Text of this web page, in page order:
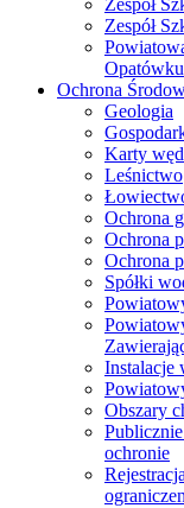
Zespół
Zespół
Opatówku
Ochrona
Geologia
Karty
Leśnictwo
Ochrona
Ochrona
Ochrona
Spółki
Instalacje
Obszary
ochronie